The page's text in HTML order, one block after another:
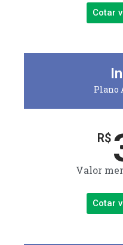
Cotar
Plano
R$
Valor
Cotar